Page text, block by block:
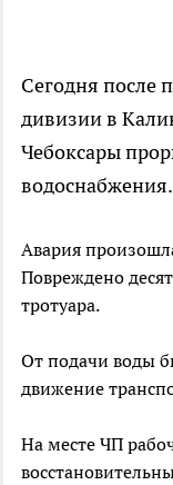
Сегодня после
дивизии в
Чебоксары
водоснабжения.
Авария
Повреждено
тротуара.
От подачи воды
движение
На месте ЧП